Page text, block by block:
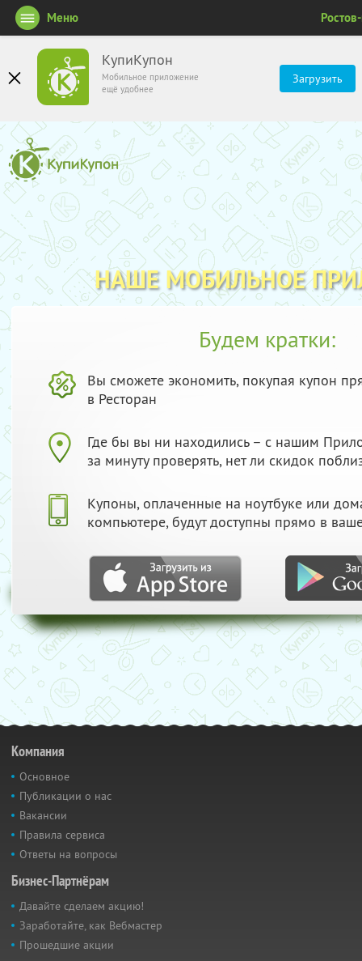
КупиКупон
Мобильное приложение
ещё удобнее
Загрузить
Меню
НАШЕ МОБИЛЬНОЕ
Будем кратки:
Вы сможете экономить, покупая купон
в Ресторан
Где бы вы ни находились – с нашим
за минуту проверять, нет ли скидок
Купоны, оплаченные на ноутбуке или
компьютере, будут доступны прямо в
Компания
Основное
Публикации о нас
Вакансии
Правила сервиса
Ответы на вопросы
Бизнес-Партнёрам
Давайте сделаем акцию!
Заработайте, как Вебмастер
Прошедшие акции